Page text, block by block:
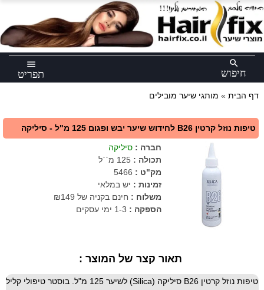
menu
תפריט
search
חיפוש
דף הבית » מותגי שיער מובילים
טיפות נוזל קרטין B26 לחידוש שיער יבש ופגום 125 מ"ל - סיליקה
חברה : סיליקה
תכולה : 125 מ``ל
מק"ט :
5466
זמינות : יש במלאי
משלוח : חינם בקניה של ₪149
הספקה : 1-3 ימי עסקים
תאור קצר של המוצר :
טיפות נוזל קרטין B26 סיליקה (Silica) לשיער 125 מ"ל. בוסטר טיפולי קליל
×